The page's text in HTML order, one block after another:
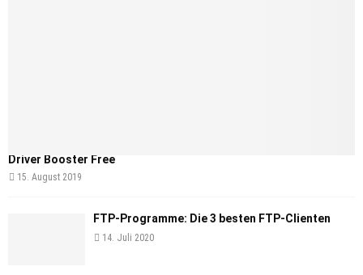
Driver Booster Free
15. August 2019
FTP-Programme: Die 3 besten FTP-Clienten
14. Juli 2020